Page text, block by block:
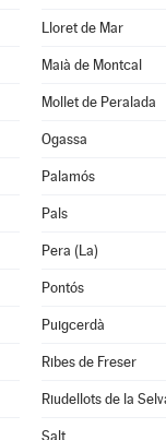
Lloret de Mar
Maià de Montcal
Mollet de Peralada
Ogassa
Palamós
Pals
Pera (La)
Pontós
Puigcerdà
Ribes de Freser
Riudellots de la
Salt